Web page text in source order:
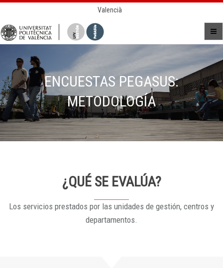
Valencià
ENCUESTAS PEGASUS:
METODOLOGÍA
¿QUÉ SE EVALÚA?
Los servicios prestados por las unidades de gestión, centros y
departamentos.